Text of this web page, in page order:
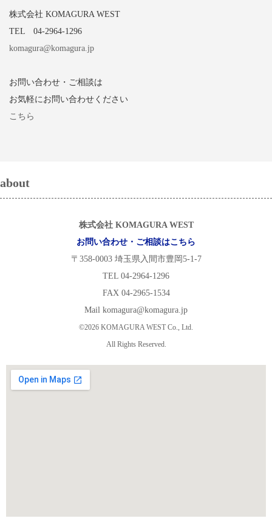
株式会社 KOMAGURA WEST
TEL 04-2964-1296
komagura@komagura.jp
お問い合わせ・ご相談は
お気軽にお問い合わせください
こちら
about
株式会社 KOMAGURA WEST
お問い合わせ・ご相談はこちら
〒358-0003 埼玉県入間市豊岡5-1-7
TEL 04-2964-1296
FAX 04-2965-1534
Mail komagura@komagura.jp
©2026 KOMAGURA WEST Co., Ltd.
All Rights Reserved.